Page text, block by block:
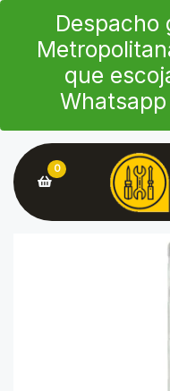
Despacho
que
Whatsapp
0